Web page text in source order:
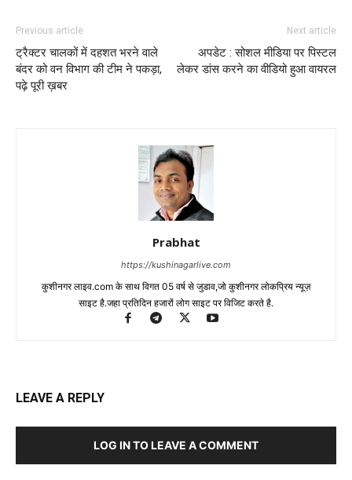
Previous article
ट्रैक्टर चालकों में दहशत भरने वाले
बंदर को वन विभाग की टीम ने पकड़ा,
पढ़े पूरी ख़बर
Next article
अपडेट : सोशल मीडिया पर पिस्टल
लेकर डांस करने का वीडियो हुआ वायरल
Prabhat
https://kushinagarlive.com
कुशीनगर लाइव.com के साथ विगत 05 वर्ष से जुडाव,जो कुशीनगर लोकप्रिय न्यूज़
साइट है.जहा प्रतिदिन हजारों लोग साइट पर विजिट करते है.
LEAVE A REPLY
LOG IN TO LEAVE A COMMENT